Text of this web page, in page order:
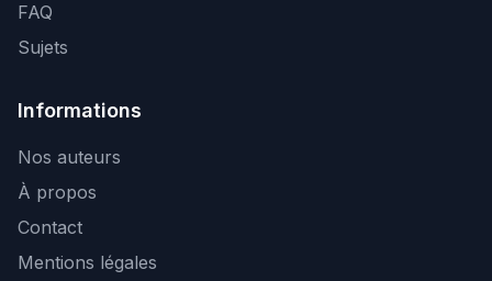
FAQ
Sujets
Informations
Nos auteurs
À propos
Contact
Mentions légales